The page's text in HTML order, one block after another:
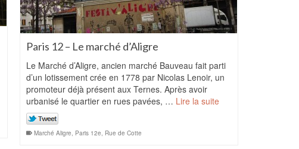
Paris 12 – Le marché d’Aligre
Le Marché d’Aligre, ancien marché Bauveau fait parti
d’un lotissement crée en 1778 par Nicolas Lenoir, un
promoteur déjà présent aux Ternes. Après avoir
urbanisé le quartier en rues pavées, … Lire la suite
Marché Aligre, Paris 12e, Rue de Cotte